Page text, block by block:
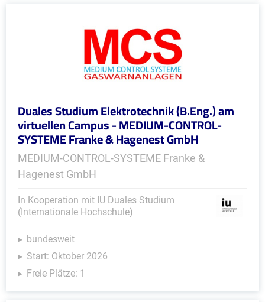
Duales Studium Elektrotechnik (B.Eng.) am
virtuellen Campus - MEDIUM-CONTROL-
SYSTEME Franke & Hagenest GmbH
MEDIUM-CONTROL-SYSTEME Franke &
Hagenest GmbH
In Kooperation mit IU Duales Studium
(Internationale Hochschule)
bundesweit
Start: Oktober 2026
Freie Plätze: 1